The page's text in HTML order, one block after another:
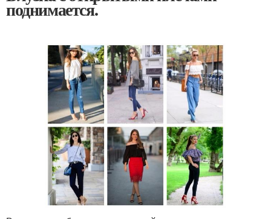
поднимается.